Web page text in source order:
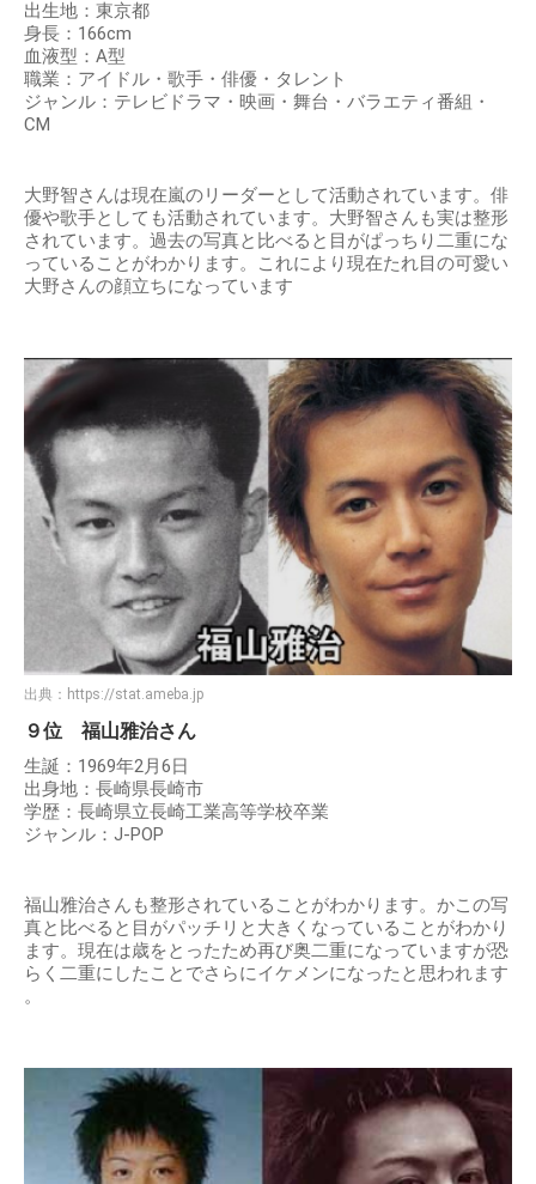
出生地：東京都
身長：166cm
血液型：A型
職業：アイドル・歌手・俳優・タレント
ジャンル：テレビドラマ・映画・舞台・バラエティ番組・
CM
大野智さんは現在嵐のリーダーとして活動されています。俳
優や歌手としても活動されています。大野智さんも実は整形
されています。過去の写真と比べると目がぱっちり二重にな
っていることがわかります。これにより現在たれ目の可愛い
大野さんの顔立ちになっています
出典： https://stat.ameba.jp
９位 福山雅治さん
生誕：1969年2月6日
出身地：長崎県長崎市
学歴：長崎県立長崎工業高等学校卒業
ジャンル：J-POP
福山雅治さんも整形されていることがわかります。かこの写
真と比べると目がパッチリと大きくなっていることがわかり
ます。現在は歳をとったため再び奥二重になっていますが恐
らく二重にしたことでさらにイケメンになったと思われます
。